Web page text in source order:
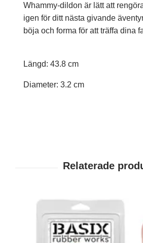
Whammy-dildon är lätt att
igen för ditt nästa givande
böja och forma för att träffa dina
Längd: 43.8 cm
Diameter: 3.2 cm